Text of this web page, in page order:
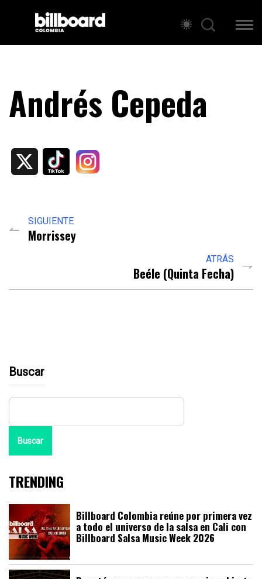
Andrés Cepeda
SIGUIENTE
Morrissey
ATRÁS
Beéle (Quinta Fecha)
Buscar
Buscar
TRENDING
Billboard Colombia reúne por primera vez
a todo el universo de la salsa en Cali con
Billboard Salsa Music Week 2026